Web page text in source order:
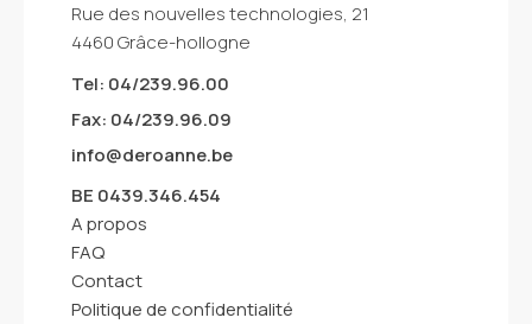
Rue des nouvelles technologies, 21
4460 Grâce-hollogne
Tel: 04/239.96.00
Fax: 04/239.96.09
info@deroanne.be
BE 0439.346.454
A propos
FAQ
Contact
Politique de confidentialité